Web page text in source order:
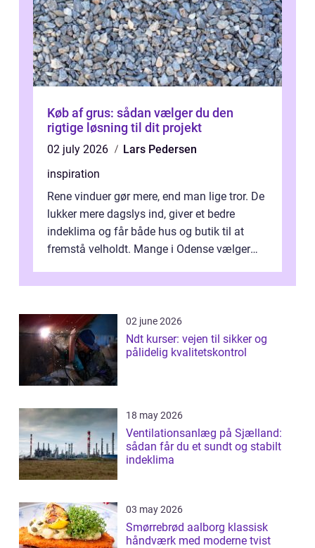
Køb af grus: sådan vælger du den
rigtige løsning til dit projekt
02 july 2026
Lars Pedersen
inspiration
Rene vinduer gør mere, end man lige tror. De
lukker mere dagslys ind, giver et bedre
indeklima og får både hus og butik til at
fremstå velholdt. Mange i Odense vælger
02 june 2026
Ndt kurser: vejen til sikker og
pålidelig kvalitetskontrol
18 may 2026
Ventilationsanlæg på Sjælland:
sådan får du et sundt og stabilt
indeklima
03 may 2026
Smørrebrød aalborg klassisk
håndværk med moderne tvist